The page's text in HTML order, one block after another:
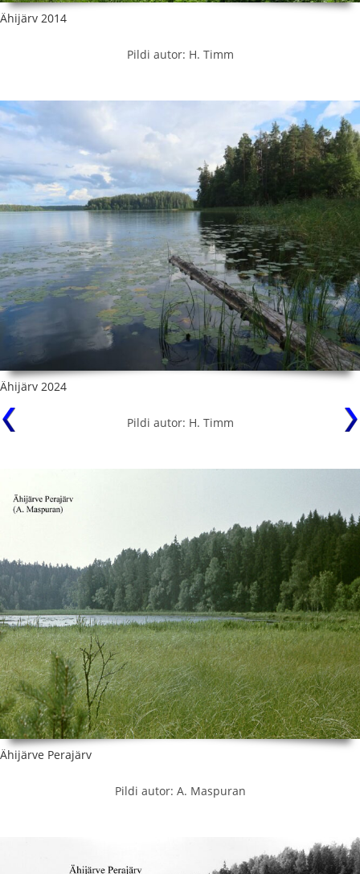
Ähijärv 2014
Pildi autor: H. Timm
Ähijärv 2024
Pildi autor: H. Timm
Ähijärve Perajärv
Pildi autor: A. Maspuran